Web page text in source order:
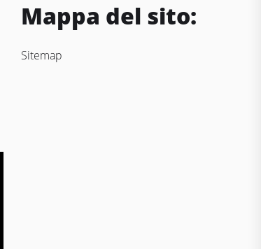
Mappa del sito:
Sitemap